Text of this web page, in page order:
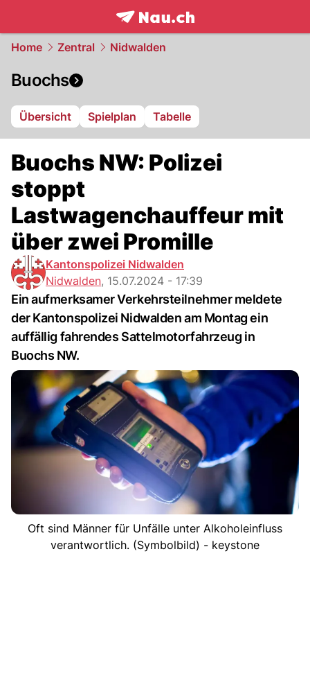
frontpage.NAU.ch
Home Zentral Nidwalden
Buochs
Übersicht Spielplan Tabelle
Buochs NW: Polizei
stoppt
Lastwagenchauffeur mit
über zwei Promille
Kantonspolizei Nidwalden
Nidwalden, 15.07.2024 - 17:39
Ein aufmerksamer Verkehrsteilnehmer meldete
der Kantonspolizei Nidwalden am Montag ein
auffällig fahrendes Sattelmotorfahrzeug in
Buochs NW.
Oft sind Männer für Unfälle unter Alkoholeinfluss
verantwortlich. (Symbolbild) - keystone